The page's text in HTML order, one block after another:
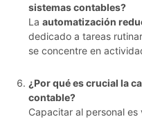
sistemas contables?
La automatización
dedicado a tareas
se concentre en
¿Por qué es crucial la
contable?
Capacitar al personal